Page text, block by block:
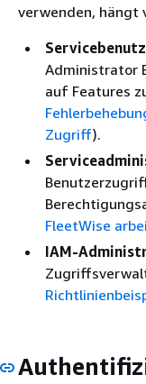
verwenden, hängt
Administrator
auf Features
Zugriff).
FleetWise
IAM-